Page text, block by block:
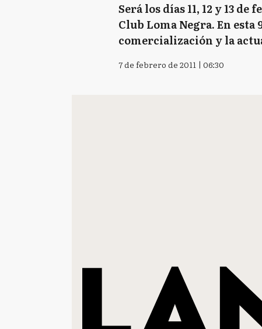
Será los días 11, 12 y 13
Club Loma Negra. En esta
comercialización y la
7 de febrero de 2011 | 06:30